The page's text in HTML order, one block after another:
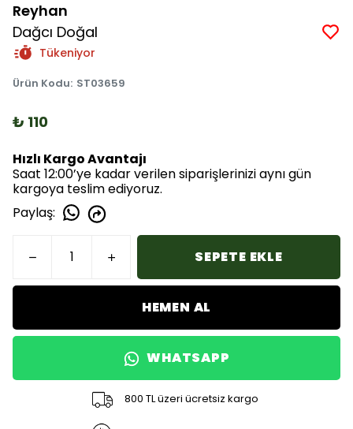
Reyhan
Dağcı Doğal
Tükeniyor
Ürün Kodu: ST03659
₺ 110
Hızlı Kargo Avantajı
Saat 12:00’ye kadar verilen siparişlerinizi aynı gün
kargoya teslim ediyoruz.
Paylaş:
SEPETE EKLE
HEMEN AL
WHATSAPP
800 TL üzeri ücretsiz kargo